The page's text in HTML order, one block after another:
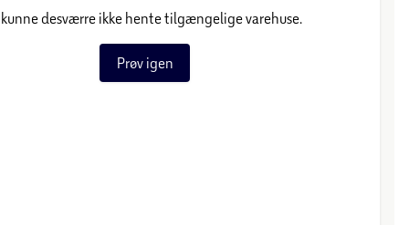
kunne desværre ikke hente tilgængelige varehuse.
Prøv igen